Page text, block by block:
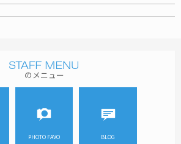
のメニュー
PHOTO FAVO BLOG